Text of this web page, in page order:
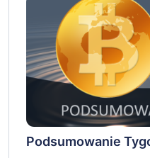
Podsumowanie